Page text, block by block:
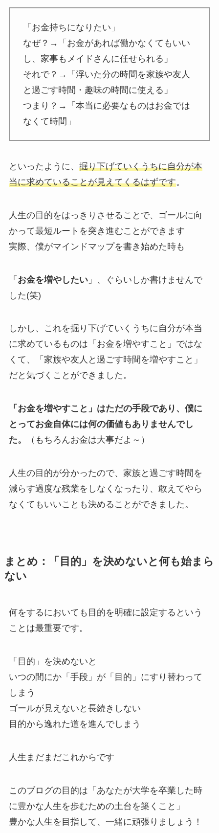
「お金持ちになりたい」
なぜ？→「お金があれば働かなくてもいい
し、家事もメイドさんに任せられる」
それで？→「浮いた分の時間を家族や友人
と過ごす時間・趣味の時間に使える」
つまり？→「本当に必要なものはお金では
なくて時間」
といったように、 掘り下げていくうちに自分が本
当に求めていることが見えてくるはずです。
人生の目的をはっきりさせることで、ゴールに向
かって最短ルートを突き進むことができます
実際、僕がマインドマップを書き始めた時も
「 お金を増やしたい」、ぐらいしか書けませんで
した(笑)
しかし、これを掘り下げていくうちに自分が本当
に求めているものは「お金を増やすこと」ではな
くて、「家族や友人と過ごす時間を増やすこと」
だと気づくことができました。
「お金を増やすこと」はただの手段であり、僕に
とってお金自体には何の価値もありませんでし
た。
（もちろんお金は大事だよ～）
人生の目的が分かったので、家族と過ごす時間を
減らす過度な残業をしなくなったり、敢えてやら
なくてもいいことも決めることができました。
まとめ：「目的」を決めないと何も始まら
ない
何をするにおいても目的を明確に設定するという
ことは最重要です。
「目的」を決めないと
いつの間にか「手段」が「目的」にすり替わって
しまう
ゴールが見えないと長続きしない
目的から逸れた道を進んでしまう
人生まだまだこれからです
このブログの目的は「あなたが大学を卒業した時
に豊かな人生を歩むための土台を築くこと」
豊かな人生を目指して、一緒に頑張りましょう！